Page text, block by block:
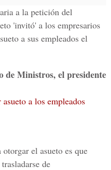
a la petición del
'invitó' a los empresarios
a sus empleados el
de Ministros, el presidente
a los empleados
el asueto es que
de